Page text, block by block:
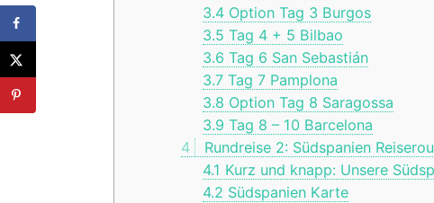
3.4 Option Tag 3 Burgos
3.5 Tag 4 + 5 Bilbao
3.6 Tag 6 San Sebastián
3.7 Tag 7 Pamplona
3.8 Option Tag 8 Saragossa
3.9 Tag 8 – 10 Barcelona
4
Rundreise 2: Südspanien
4.1 Kurz und knapp: Unsere
4.2 Südspanien Karte